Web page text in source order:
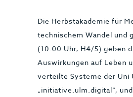
Die Herbstakademie für
technischem Wandel und
(10:00 Uhr, H4/5) geben
Auswirkungen auf Leben
verteilte Systeme der Uni
„initiative.ulm.digital“,